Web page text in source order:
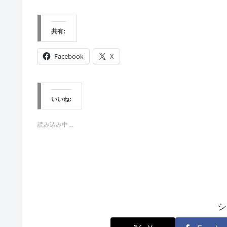
共有:
Facebook X
いいね:
読み込み中…